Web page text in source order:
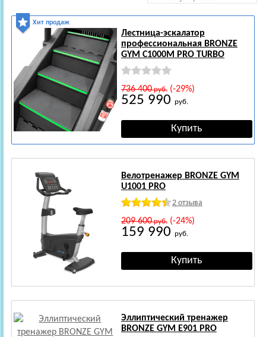
Хит продаж
Лестница-эскалатор
профессиональная BRONZE
GYM C1000M PRO TURBO
736 400руб.(-29%)
525 990 руб.
Велотренажер BRONZE GYM
U1001 PRO
2 отзыва
209 600руб.(-24%)
159 990 руб.
Эллиптический тренажер
BRONZE GYM E901 PRO